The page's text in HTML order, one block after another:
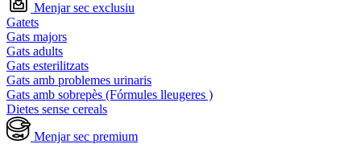
Menjar sec exclusiu
Gatets
Gats majors
Gats adults
Gats esterilitzats
Gats amb problemes urinaris
Gats amb sobrepès (Fórmules lleugeres )
Dietes sense cereals
Menjar sec premium